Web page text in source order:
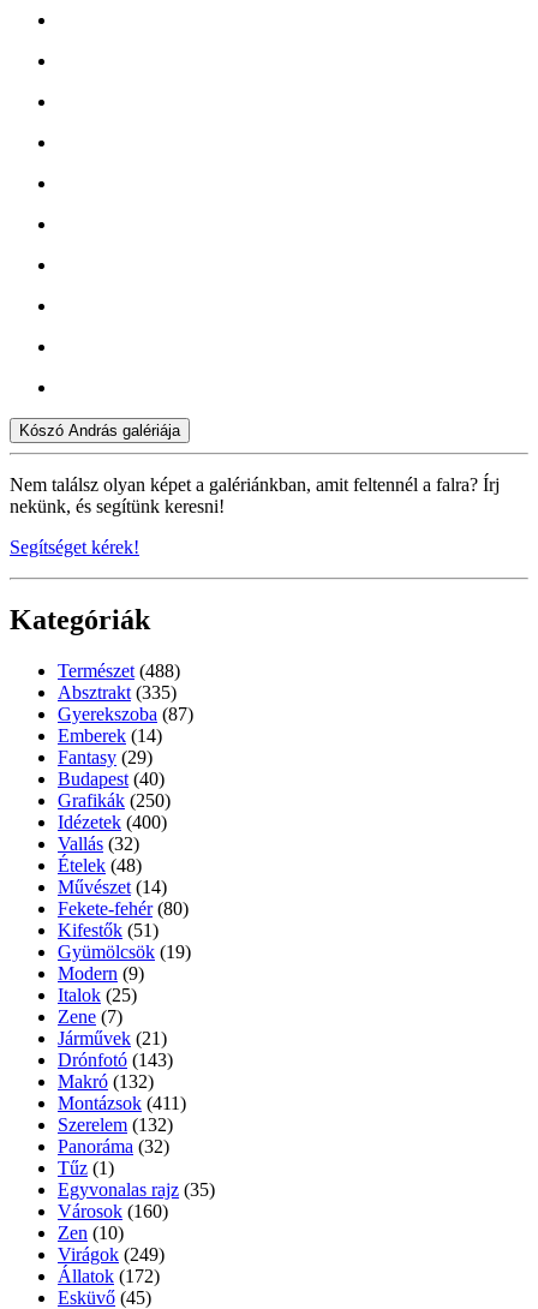
Kószó András galériája
Nem találsz olyan képet a galériánkban, amit feltennél a falra? Írj
nekünk, és segítünk keresni!
Segítséget kérek!
Kategóriák
Természet (488)
Absztrakt (335)
Gyerekszoba (87)
Emberek (14)
Fantasy (29)
Budapest (40)
Grafikák (250)
Idézetek (400)
Vallás (32)
Ételek (48)
Művészet (14)
Fekete-fehér (80)
Kifestők (51)
Gyümölcsök (19)
Modern (9)
Italok (25)
Zene (7)
Járművek (21)
Drónfotó (143)
Makró (132)
Montázsok (411)
Szerelem (132)
Panoráma (32)
Tűz (1)
Egyvonalas rajz (35)
Városok (160)
Zen (10)
Virágok (249)
Állatok (172)
Esküvő (45)